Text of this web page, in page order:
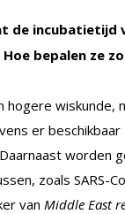
de incubatietijd
bepalen ze
wiskunde,
er
worden
zoals SARS-
van Middle East